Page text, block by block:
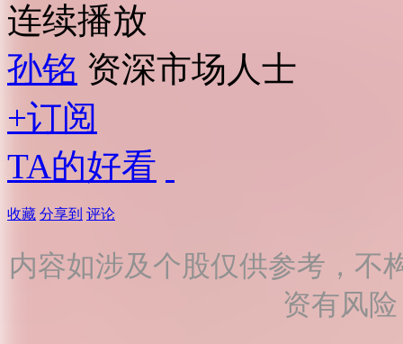
连续播放
孙铭 资深市场人士
+订阅
TA的好看
收藏 分享到 评论
内容如涉及个股仅供参考，不
资有风